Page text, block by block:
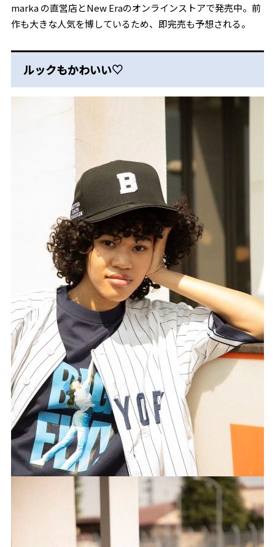
marka の直営店とNew Eraのオンラインストアで発売中。前
作も大きな人気を博しているため、即完売も予想される。
ルックもかわいい♡